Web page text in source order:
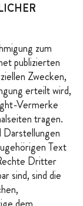
zum
publizierten
Zwecken,
erteilt wird,
Vermerke
tragen.
Darstellungen
Text
Dritter
sind, sind die